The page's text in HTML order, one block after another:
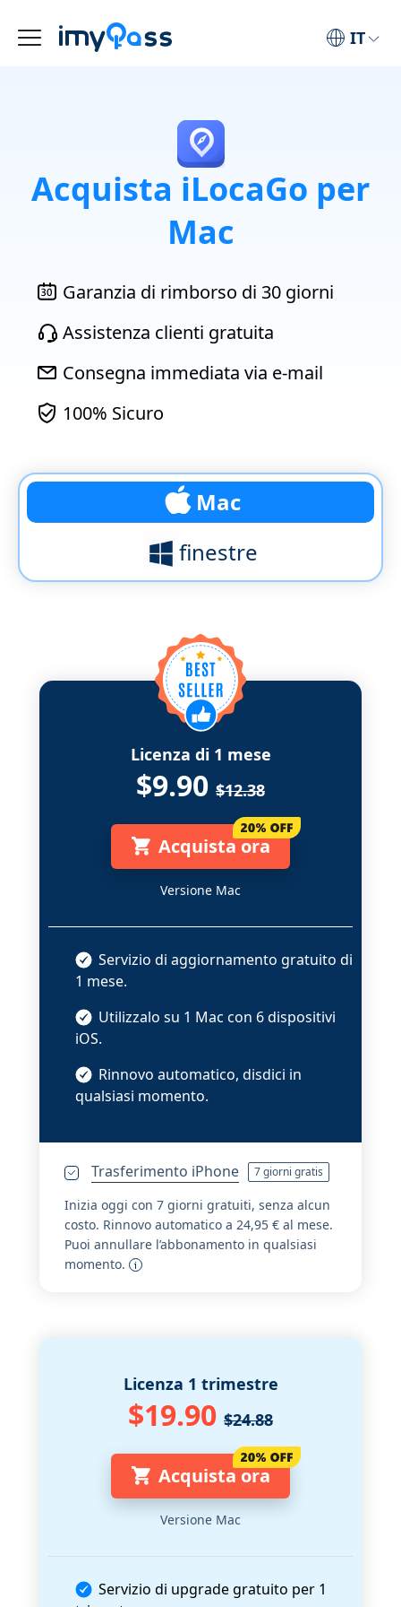
IT
Acquista iLocaGo per
Mac
Garanzia di rimborso di 30 giorni
Assistenza clienti gratuita
Consegna immediata via e-mail
100% Sicuro
Mac
finestre
Licenza di 1 mese
$9.90 $12.38
Acquista ora
Versione Mac
Servizio di aggiornamento gratuito di
1 mese.
Utilizzalo su 1 Mac con 6 dispositivi
iOS.
Rinnovo automatico, disdici in
qualsiasi momento.
Trasferimento iPhone 7 giorni gratis
Inizia oggi con 7 giorni gratuiti, senza alcun
costo. Rinnovo automatico a 24,95 € al mese.
Puoi annullare l’abbonamento in qualsiasi
momento.
Licenza 1 trimestre
$19.90 $24.88
Acquista ora
Versione Mac
Servizio di upgrade gratuito per 1